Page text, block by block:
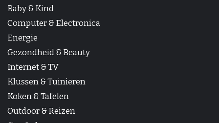
Baby & Kind
Computer & Electronica
Energie
Gezondheid & Beauty
Internet & TV
Klussen & Tuinieren
Koken & Tafelen
Outdoor & Reizen